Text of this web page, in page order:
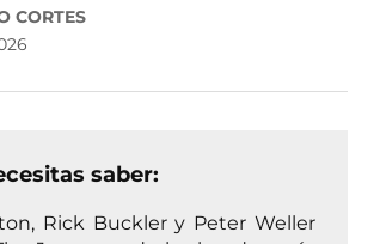
CORTES
saber:
Rick Buckler y Peter Weller